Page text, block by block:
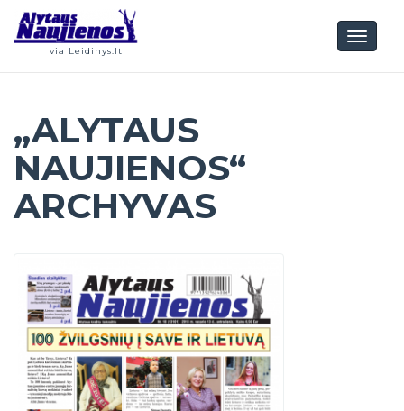
via Leidinys.lt
„ALYTAUS
NAUJIENOS“
ARCHYVAS